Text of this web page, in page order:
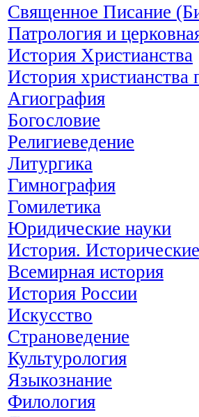
Священное Писание
Патрология и
История Христианства
История христианства
Агиография
Богословие
Религиеведение
Литургика
Гимнография
Гомилетика
Юридические науки
История.
Всемирная история
История России
Искусство
Страноведение
Культурология
Языкознание
Филология